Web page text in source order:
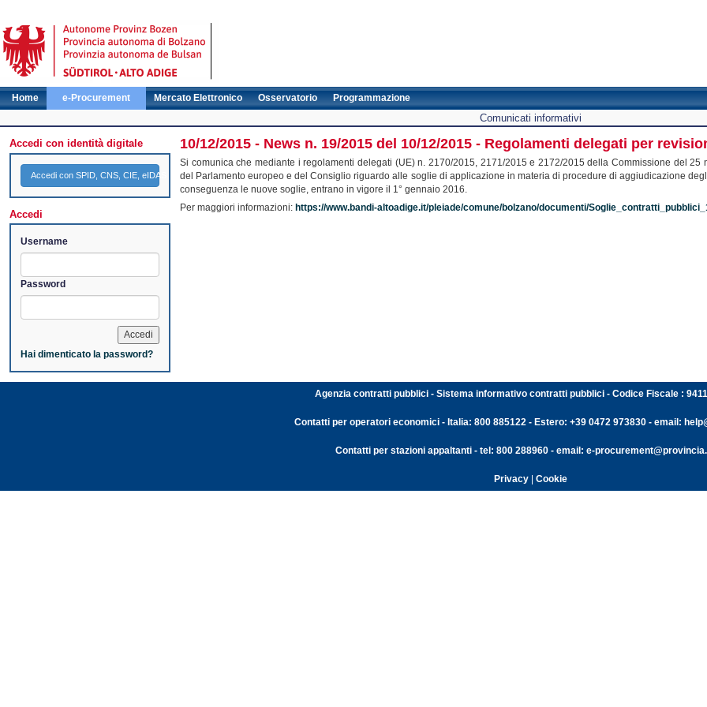
Home e-Procurement Mercato Elettronico Osservatorio Programmazione
Comunicati informativi
Accedi con identità digitale
Accedi con SPID, CNS, CIE, eIDAS
Accedi
Username
Password
Hai dimenticato la password?
10/12/2015 - News n. 19/2015 del 10/12/2015 - Regolamenti delegati per
Si comunica che mediante i regolamenti delegati (UE) n. 2170/2015, 2171/2015 e 2172/2015 della Commissione del
del Parlamento europeo e del Consiglio riguardo alle soglie di applicazione in materia di procedure di aggiudicazione
conseguenza le nuove soglie, entrano in vigore il 1° gennaio 2016.
Per maggiori informazioni: https://www.bandi-altoadige.it/pleiade/comune/bolzano/documenti/
Agenzia contratti pubblici - Sistema informativo contratti pubblici - Codice Fiscale :
Contatti per operatori economici - Italia: 800 885122 - Estero: +39 0472 973830 - email:
Contatti per stazioni appaltanti - tel: 800 288960 - email: e-
Privacy| Cookie